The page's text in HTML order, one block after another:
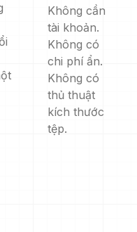
Không cần
tài khoản.
Không có
chi phí ẩn.
Không có
thủ thuật
kích thước
tệp.